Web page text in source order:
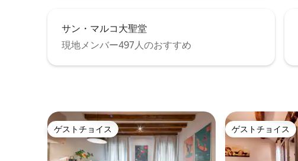
サン・マルコ大聖堂
現地メンバー497人のおすすめ
ゲストチョイス
ゲストチョイス ゲストチョイス
ゲストチョイス